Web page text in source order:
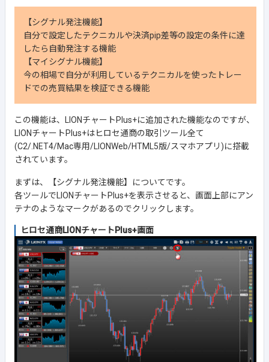
【シグナル発注機能】
自分で設定したテクニカルや決済pip差等の設定の条件に達
したら自動発注する機能
【マイシグナル機能】
今の相場で自分が利用しているテクニカルを使ったトレー
ドでの売買結果を検証できる機能
この機能は、LIONチャートPlus+に追加された機能なのですが、
LIONチャートPlus+はヒロセ通商の取引ツール全て
(C2/.NET4/Mac専用/LIONWeb/HTML5版/スマホアプリ)に搭載
されています。
まずは、【シグナル発注機能】についてです。
各ツールでLIONチャートPlus+を表示させると、画面上部にアン
テナのようなマークがあるのでクリックします。
ヒロセ通商LIONチャートPlus+画面